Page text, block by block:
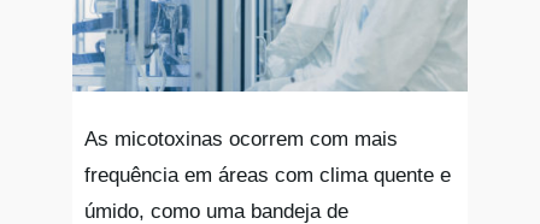
As micotoxinas ocorrem com mais
frequência em áreas com clima quente e
úmido, como uma bandeja de